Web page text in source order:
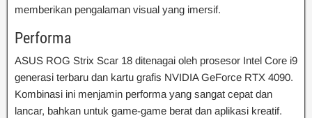
memberikan pengalaman visual yang imersif.
Performa
ASUS ROG Strix Scar 18 ditenagai oleh prosesor Intel Core i9
generasi terbaru dan kartu grafis NVIDIA GeForce RTX 4090.
Kombinasi ini menjamin performa yang sangat cepat dan
lancar, bahkan untuk game-game berat dan aplikasi kreatif.